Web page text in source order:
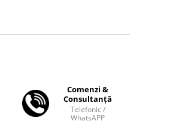
Comenzi &
Consultanță
Telefonic /
WhatsAPP